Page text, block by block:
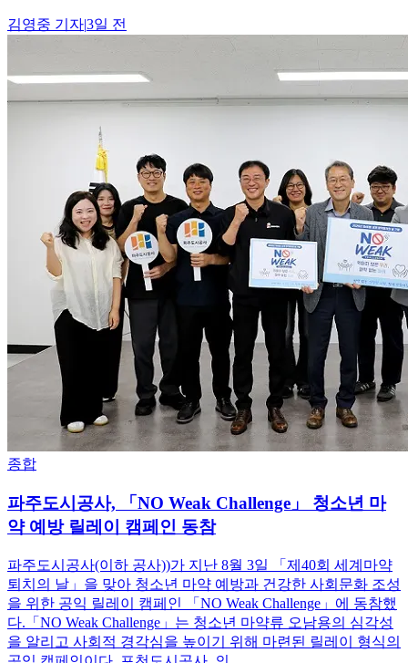
김영중 기자|3일 전
종합
파주도시공사, 「NO Weak Challenge」 청소년 마
약 예방 릴레이 캠페인 동참
파주도시공사(이하 공사))가 지난 8월 3일 「제40회 세계마약
퇴치의 날」을 맞아 청소년 마약 예방과 건강한 사회문화 조성
을 위한 공익 릴레이 캠페인 「NO Weak Challenge」에 동참했
다.「NO Weak Challenge」는 청소년 마약류 오남용의 심각성
을 알리고 사회적 경각심을 높이기 위해 마련된 릴레이 형식의